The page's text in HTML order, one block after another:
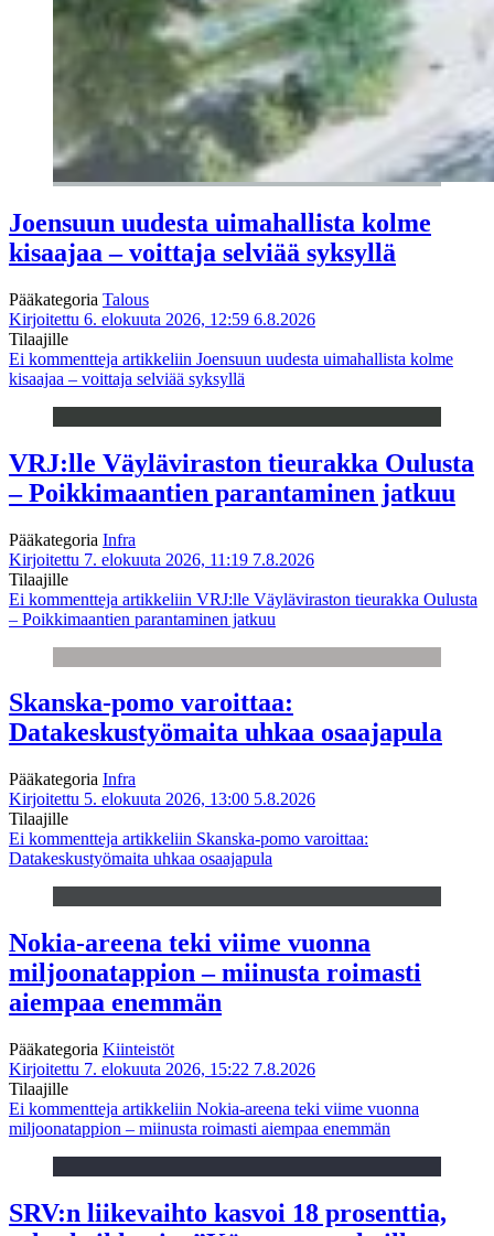
Joensuun uudesta uimahallista kolme
kisaajaa – voittaja selviää syksyllä
Pääkategoria Talous
Kirjoitettu 6. elokuuta 2026, 12:59 6.8.2026
Tilaajille
Ei kommentteja artikkeliin Joensuun uudesta uimahallista kolme
kisaajaa – voittaja selviää syksyllä
VRJ:lle Väyläviraston tieurakka Oulusta
– Poikkimaantien parantaminen jatkuu
Pääkategoria Infra
Kirjoitettu 7. elokuuta 2026, 11:19 7.8.2026
Tilaajille
Ei kommentteja artikkeliin VRJ:lle Väyläviraston tieurakka Oulusta
– Poikkimaantien parantaminen jatkuu
Skanska-pomo varoittaa:
Datakeskustyömaita uhkaa osaajapula
Pääkategoria Infra
Kirjoitettu 5. elokuuta 2026, 13:00 5.8.2026
Tilaajille
Ei kommentteja artikkeliin Skanska-pomo varoittaa:
Datakeskustyömaita uhkaa osaajapula
Nokia-areena teki viime vuonna
miljoonatappion – miinusta roimasti
aiempaa enemmän
Pääkategoria Kiinteistöt
Kirjoitettu 7. elokuuta 2026, 15:22 7.8.2026
Tilaajille
Ei kommentteja artikkeliin Nokia-areena teki viime vuonna
miljoonatappion – miinusta roimasti aiempaa enemmän
SRV:n liikevaihto kasvoi 18 prosenttia,